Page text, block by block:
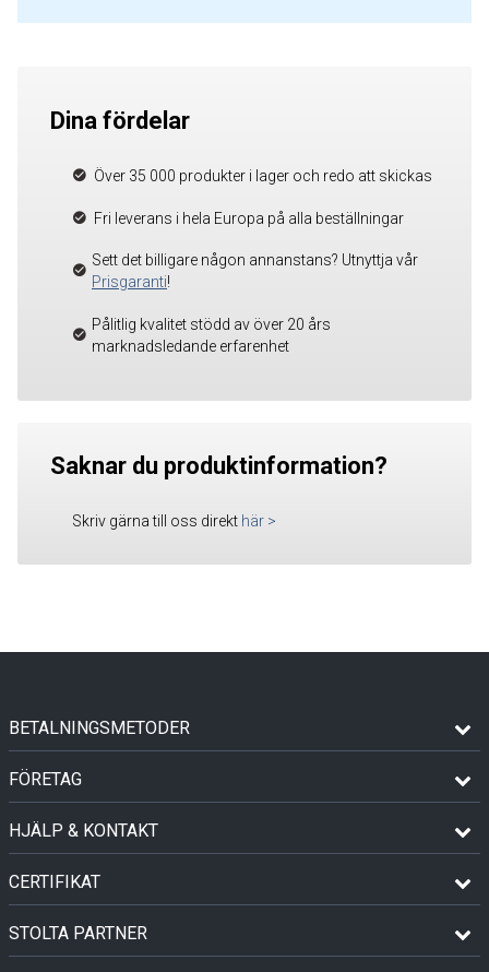
Dina fördelar
Över 35 000 produkter i lager och redo att skickas
Fri leverans i hela Europa på alla beställningar
Sett det billigare någon annanstans? Utnyttja vår
Prisgaranti!
Pålitlig kvalitet stödd av över 20 års
marknadsledande erfarenhet
Saknar du produktinformation?
Skriv gärna till oss direkt här >
BETALNINGSMETODER
FÖRETAG
HJÄLP & KONTAKT
CERTIFIKAT
STOLTA PARTNER